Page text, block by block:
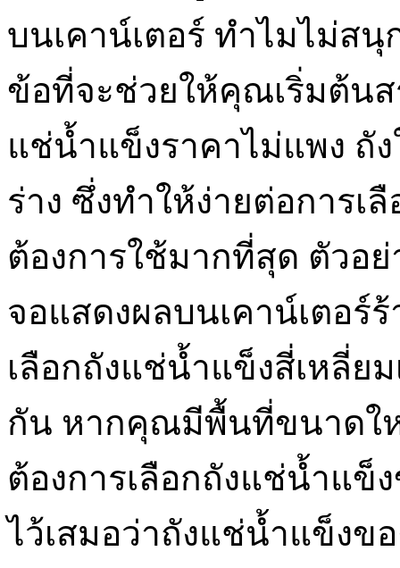
บนเคาน์เตอร์ ทำไมไม่ส
ข้อที่จะช่วยให้คุณเริ่มต้น
แช่น้ำแข็งราคาไม่แพง ถั
ร่าง ซึ่งทำให้ง่ายต่อการ
ต้องการใช้มากที่สุด ตัวอ
จอแสดงผลบนเคาน์เตอร์
เลือกถังแช่น้ำแข็งสี่เหลี่ย
กัน หากคุณมีพื้นที่ขนาดใ
ต้องการเลือกถังแช่น้ำแข็
ไว้เสมอว่าถังแช่น้ำแข็งข